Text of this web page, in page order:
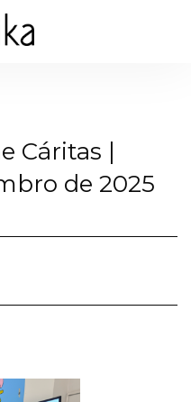
Cáritas |
de 2025